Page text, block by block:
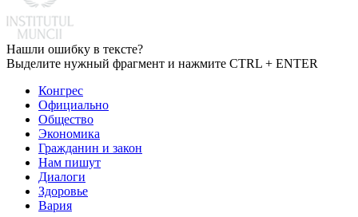
Нашли ошибку в тексте?
Выделите нужный фрагмент и нажмите CTRL + ENTER
Конгрес
Официально
Общество
Экономика
Гражданин и закон
Нам пишут
Диалоги
Здоровье
Вария